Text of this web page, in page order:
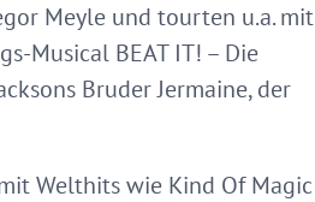
Meyle und tourten u.a. mit
Musical BEAT IT! – Die
Bruder Jermaine, der
Welthits wie Kind Of Magic